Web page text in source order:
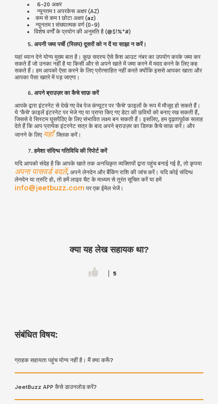
6-20 अक्षर
न्यूनतम 1 अपरकेस अक्षर (AZ)
कम से कम 1 छोटा अक्षर (az)
न्यूनतम 1 संख्यात्मक वर्ण (0-9)
विशेष वर्णों के प्रयोग की अनुमति है (@$!%*#)
अपनी जमा पर्ची (स्लिप) दूसरों को न दें या साझा न करें।
यहां ध्यान देने योग्य मुख्य बात है। कुछ सदस्य ऐसे कैश आउट नंबर का उपयोग करके जमा कर
सकते हैं जो उनका नहीं है या किसी और से अपने खाते में जमा करने में मदद करने के लिए कह
सकते हैं। हम आपको ऐसा करने के लिए प्रोत्साहित नहीं करते क्योंकि इससे आपका खाता और
आपका पैसा खतरे में पड़ जाएगा।
अपने ब्राउज़र का कैचे साफ़ करें
आपके द्वारा इंटरनेट से देखे गए वेब पेज कंप्यूटर पर ‘कैचे’ फ़ाइलों के रूप में मौजूद हो सकते हैं।
ये ‘कैचे’ फ़ाइलें इंटरनेट पर भेजे गए या प्राप्त किए गए डेटा की छवियों को बनाए रख सकती हैं,
जिससे वे सिस्टम घुसपैठिए के लिए संभावित लक्ष्य बन सकती हैं। इसलिए, हम दृढ़तापूर्वक सलाह
देते हैं कि आप प्रत्येक इंटरनेट सत्र के बाद अपने ब्राउज़र का डिस्क कैचे साफ़ करें। और
जानने के लिए यहाँक्लिक करें।
हमेशा संदिग्ध गतिविधि की रिपोर्ट करें
यदि आपको संदेह है कि आपके खाते तक अनधिकृत व्यक्तियों द्वारा पहुंच बनाई गई है, तो कृपया
अपना पासवर्ड बदलें, अपने लेनदेन और बैंकिंग राशि की जांच करें। यदि कोई संदिग्ध
लेनदेन या त्रुटि हो, तो हमें लाइव चैट के माध्यम से तुरंत सूचित करें या हमें
info@jeetbuzz.com पर एक ईमेल भेजें।
क्या यह लेख सहायक था?
5
संबंधित विषय:
ग्राहक सहायता पहुंच योग्य नहीं है। मैं क्या करूँ?
JeetBuzz APP कैसे डाउनलोड करें?